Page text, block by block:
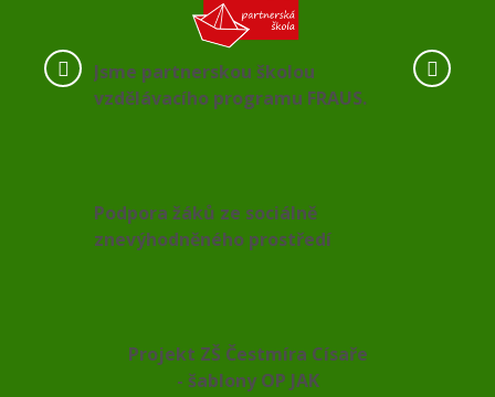
Jsme partnerskou školou
vzdělávacího programu FRAUS.
Podpora žáků ze sociálně
znevýhodněného prostředí
Projekt ZŠ Čestmíra Císaře
- šablony OP JAK